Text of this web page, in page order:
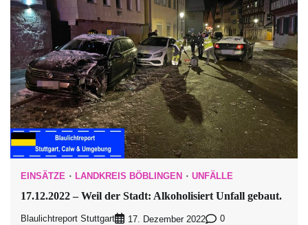
EINSÄTZE LANDKREIS BÖBLINGEN UNFÄLLE
17.12.2022 – Weil der Stadt: Alkoholisiert Unfall gebaut.
Blaulichtreport Stuttgart 17. Dezember 2022 0